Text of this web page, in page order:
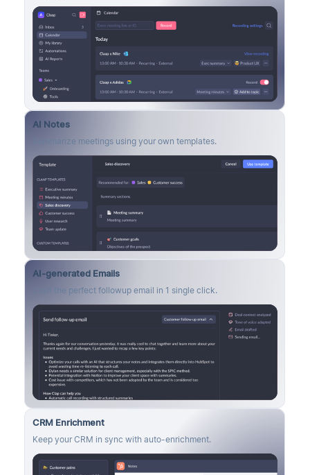
AI Notes
Summarize meetings using your own templates.
AI-generated Emails
Craft the perfect followup email in 1 single click.
CRM Enrichment
Keep your CRM in sync with auto-enrichment.